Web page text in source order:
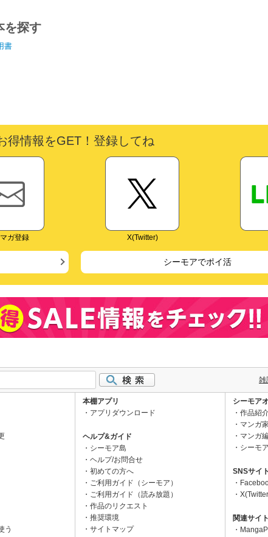
を探す
書
得情報をGET！登録してね
ガ登録 X(Twitter)
シーモアでポイ活
雑
う
本棚アプリ
アプリダウンロード
ヘルプ&ガイド
シーモア島
ヘルプ/お問合せ
初めての方へ
ご利用ガイド（シーモア）
ご利用ガイド（読み放題）
作品のリクエスト
推奨環境
サイトマップ
シーモア
作品紹
マンガ
マンガ
シーモ
SNSサイト
関連サイト